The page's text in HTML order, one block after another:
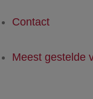
Contact
Meest gestelde